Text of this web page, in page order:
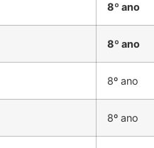
8º ano
8º ano
8º ano
8º ano